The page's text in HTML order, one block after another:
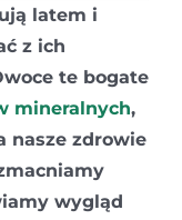
latem i
z ich
te bogate
mineralnych,
nasze zdrowie
wygląd